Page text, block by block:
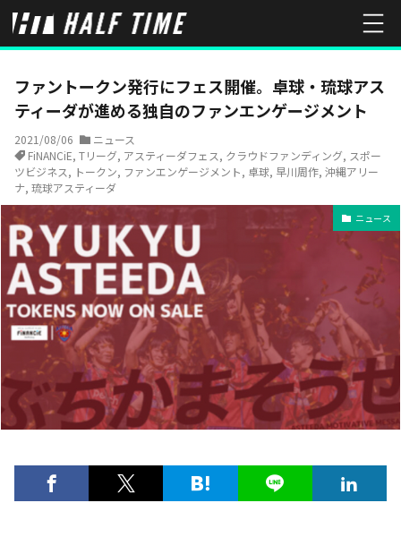
HOME ニュース ファントークン発行にフェス開催。卓球・琉球ア
ファントークン発行にフェス開催。卓球・琉球アス
ティーダが進める独自のファンエンゲージメント
2021/08/06
ニュース
FiNANCiE, Tリーグ, アスティーダフェス, クラウドファンディング, スポー
ツビジネス, トークン, ファンエンゲージメント, 卓球, 早川周作, 沖縄アリー
ナ, 琉球アスティーダ
ニュース